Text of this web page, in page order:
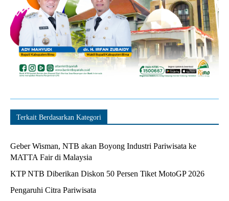
Terkait Berdasarkan Kategori
Geber Wisman, NTB akan Boyong Industri Pariwisata ke
MATTA Fair di Malaysia
KTP NTB Diberikan Diskon 50 Persen Tiket MotoGP 2026
Pengaruhi Citra Pariwisata